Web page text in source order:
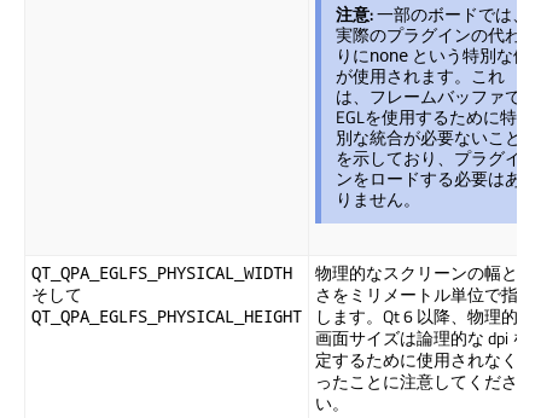
注意:一部のボードでは、
実際のプラグインの代わ
りにnone という特別な値
が使用されます。これ
は、フレームバッファで
EGLを使用するために特
別な統合が必要ないこと
を示しており、プラグイ
ンをロードする必要はあ
りません。
QT_QPA_EGLFS_PHYSICAL_WIDTH
そして
QT_QPA_EGLFS_PHYSICAL_HEIGHT
物理的なスクリーンの幅と高
さをミリメートル単位で指定
します。Qt 6 以降、物理的な
画面サイズは論理的な dpi を
定するために使用されなくな
ったことに注意してくださ
い。